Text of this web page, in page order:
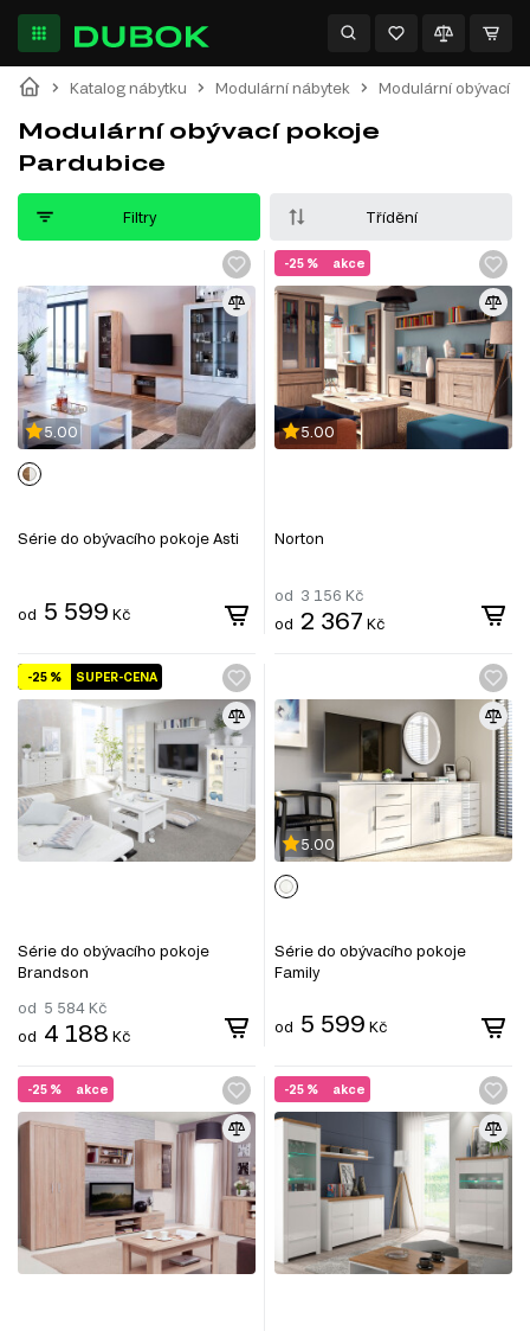
Katalog nábytku Modulární nábytek Modulární obývací
Modulární obývací pokoje
Pardubice
Filtry Třídění
5.00
Série do obývacího pokoje Asti
od 5 599 Kč
akce
-25 %
5.00
Norton
od 3 156 Kč
od 2 367 Kč
SUPER-CENA
-25 %
Série do obývacího pokoje
Brandson
od 5 584 Kč
od 4 188 Kč
5.00
Série do obývacího pokoje
Family
od 5 599 Kč
akce
-25 % akce
-25 %